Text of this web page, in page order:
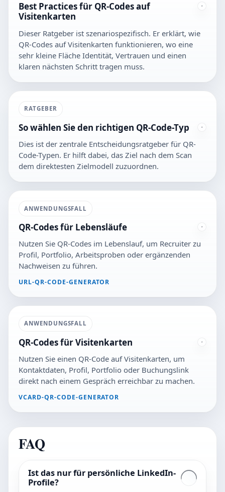
Best Practices für QR-Codes auf
Visitenkarten
Dieser Ratgeber ist szenariospezifisch. Er erklärt, wie
QR-Codes auf Visitenkarten funktionieren, wo eine
sehr kleine Fläche Identität, Vertrauen und einen
klaren nächsten Schritt tragen muss.
RATGEBER
So wählen Sie den richtigen QR-Code-Typ
Dies ist der zentrale Entscheidungsratgeber für QR-
Code-Typen. Er hilft dabei, das Ziel nach dem Scan
dem direktesten Zielmodell zuzuordnen.
ANWENDUNGSFALL
QR-Codes für Lebensläufe
Nutzen Sie QR-Codes im Lebenslauf, um Recruiter zu
Profil, Portfolio, Arbeitsproben oder ergänzenden
Nachweisen zu führen.
URL-QR-CODE-GENERATOR
ANWENDUNGSFALL
QR-Codes für Visitenkarten
Nutzen Sie einen QR-Code auf Visitenkarten, um
Kontaktdaten, Profil, Portfolio oder Buchungslink
direkt nach einem Gespräch erreichbar zu machen.
VCARD-QR-CODE-GENERATOR
FAQ
Ist das nur für persönliche LinkedIn-
Profile?